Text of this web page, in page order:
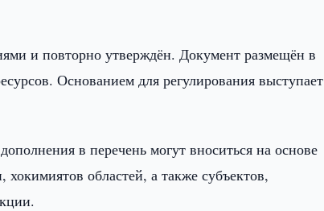
и повторно утверждён. Документ размещён в
Основанием для регулирования выступает
в перечень могут вноситься на основе
областей, а также субъектов,